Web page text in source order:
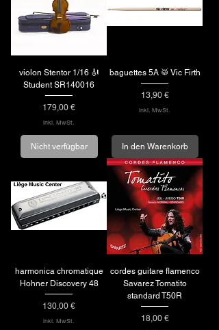
violon Stentor 1/16 🎻
Student SR140016
Preis
179,00 €
inkl. MwSt.
Nicht verfügbar
baguettes 5A 🥁 Vic Firth
Preis
13,90 €
inkl. MwSt.
In den Warenkorb
harmonica chromatique
Hohner Discovery 48
Preis
130,00 €
inkl. MwSt.
cordes guitare flamenco
Savarez Tomatito
standard T50R
Preis
18,00 €